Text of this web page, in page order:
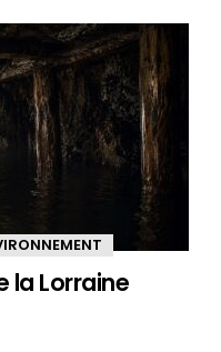
la Lorraine